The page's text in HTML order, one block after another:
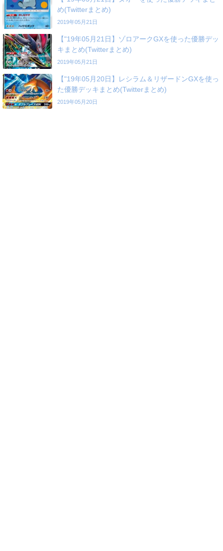
め(Twitterまとめ)
2019年05月21日
【"19年05月21日】ゾロアークGXを使った優勝デッ
キまとめ(Twitterまとめ)
2019年05月21日
【"19年05月20日】レシラム＆リザードンGXを使っ
た優勝デッキまとめ(Twitterまとめ)
2019年05月20日